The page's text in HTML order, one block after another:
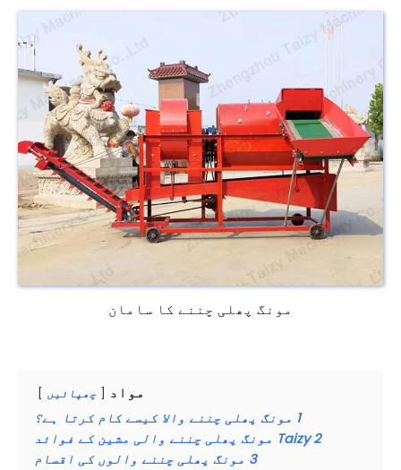
مونگ پھلی چننے کا سامان
مواد چھپائیں
1 مونگ پھلی چننے والا کیسے کام کرتا ہے؟
2 Taizy مونگ پھلی چننے والی مشین کے فوائد
3 مونگ پھلی چننے والوں کی اقسام